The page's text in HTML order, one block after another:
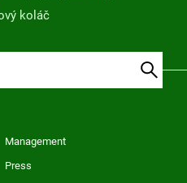
koláč
Management
Press